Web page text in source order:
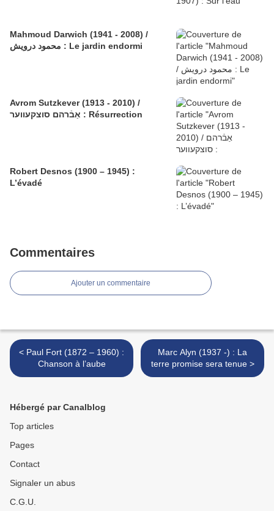
Mahmoud Darwich (1941 - 2008) /
محمود درويش : Le jardin endormi
Avrom Sutzkever (1913 - 2010) /
אַבֿרהם סוצקעווער : Résurrection
Robert Desnos (1900 – 1945) :
L’évadé
Commentaires
Ajouter un commentaire
< Paul Fort (1872 – 1960) :
Chanson à l’aube
Marc Alyn (1937 -) : La
terre promise sera tenue >
Hébergé par Canalblog
Top articles
Pages
Contact
Signaler un abus
C.G.U.